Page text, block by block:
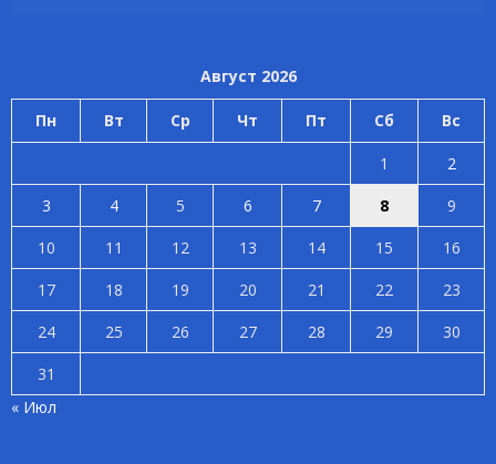
Август 2026
Пн Вт Ср Чт Пт Сб Вс
1
2
3
4 5 6 7 8
9
10
11 12 13 14 15
16
17
18 19 20 21 22
23
24
25 26 27 28 29
30
31
« Июл